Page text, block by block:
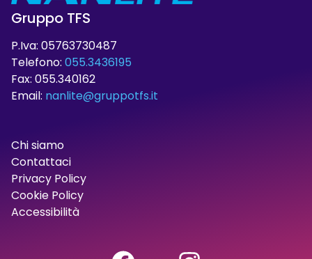
Gruppo TFS
P.Iva: 05763730487
Telefono: 055.3436195
Fax: 055.340162
Email: nanlite@gruppotfs.it
Chi siamo
Contattaci
Privacy Policy
Cookie Policy
Accessibilità